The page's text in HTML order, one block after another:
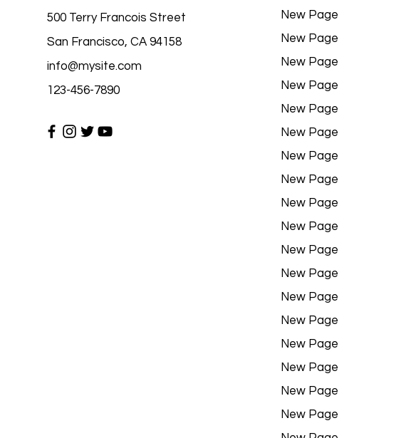
500 Terry Francois Street
San Francisco, CA 94158
info@mysite.com
123-456-7890
New Page
New Page
New Page
New Page
New Page
New Page
New Page
New Page
New Page
New Page
New Page
New Page
New Page
New Page
New Page
New Page
New Page
New Page